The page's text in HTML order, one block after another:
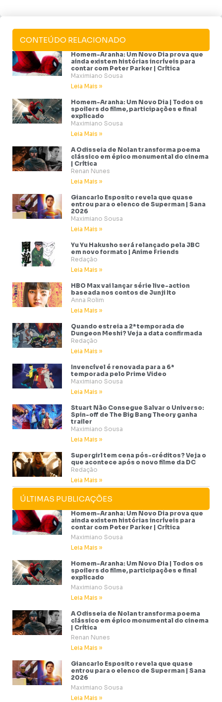
CONTEÚDO RELACIONADO
Homem-Aranha: Um Novo Dia prova que
ainda existem histórias incríveis para
contar com Peter Parker | Crítica
Maximiano Sousa
Leia Mais »
Homem-Aranha: Um Novo Dia | Todos os
spoilers do filme, participações e final
explicado
Maximiano Sousa
Leia Mais »
A Odisseia de Nolan transforma poema
clássico em épico monumental do cinema
| Crítica
Renan Nunes
Leia Mais »
Giancarlo Esposito revela que quase
entrou para o elenco de Superman | Sana
2026
Maximiano Sousa
Leia Mais »
Yu Yu Hakusho será relançado pela JBC
em novo formato | Anime Friends
Redação
Leia Mais »
HBO Max vai lançar série live-action
baseada nos contos de Junji Ito
Anna Rolim
Leia Mais »
Quando estreia a 2ª temporada de
Dungeon Meshi? Veja a data confirmada
Redação
Leia Mais »
Invencível é renovada para a 6ª
temporada pelo Prime Video
Maximiano Sousa
Leia Mais »
Stuart Não Consegue Salvar o Universo:
Spin-off de The Big Bang Theory ganha
trailer
Maximiano Sousa
Leia Mais »
Supergirl tem cena pós-créditos? Veja o
que acontece após o novo filme da DC
Redação
Leia Mais »
ÚLTIMAS PUBLICAÇÕES
Homem-Aranha: Um Novo Dia prova que
ainda existem histórias incríveis para
contar com Peter Parker | Crítica
Maximiano Sousa
Leia Mais »
Homem-Aranha: Um Novo Dia | Todos os
spoilers do filme, participações e final
explicado
Maximiano Sousa
Leia Mais »
A Odisseia de Nolan transforma poema
clássico em épico monumental do cinema
| Crítica
Renan Nunes
Leia Mais »
Giancarlo Esposito revela que quase
entrou para o elenco de Superman | Sana
2026
Maximiano Sousa
Leia Mais »